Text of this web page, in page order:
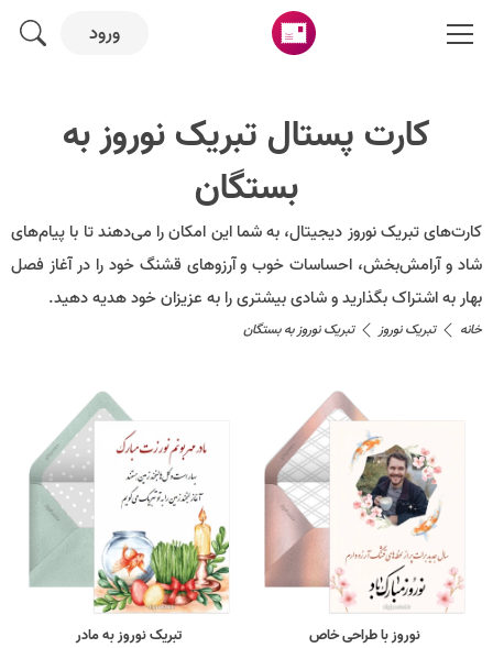
ورود
کارت پستال تبریک نوروز به
بستگان
کارت‌های تبریک نوروز دیجیتال، به شما این امکان را می‌دهند تا با پیام‌های
شاد و آرامش‌بخش، احساسات خوب و آرزوهای قشنگ خود را در آغاز فصل
بهار به اشتراک بگذارید و شادی بیشتری را به عزیزان خود هدیه دهید.
خانه تبریک نوروز تبریک نوروز به بستگان
نوروز با طراحی خاص تبریک نوروز به مادر